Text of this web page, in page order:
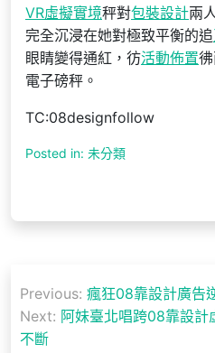
VR虛擬實境秤對包裝設計兩
完全沉浸在她對極致平衡的追
眼睛變得通紅，彷活動佈置
電子磅秤。
TC:08designfollow
Posted in: 未分類
章
導
Previous: 瘋狂08靠設計廣告
Next: 阿妹臺北唱跨08靠設
不斷